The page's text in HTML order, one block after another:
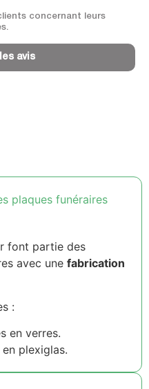
concernant leurs
avis
plaques funéraires
font partie des
avec une fabrication
:
en verres.
plexiglas.